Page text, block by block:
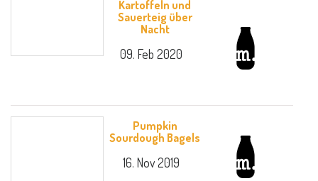
Kartoffeln und
Sauerteig über
Nacht
09. Feb 2020
Pumpkin
Sourdough Bagels
16. Nov 2019